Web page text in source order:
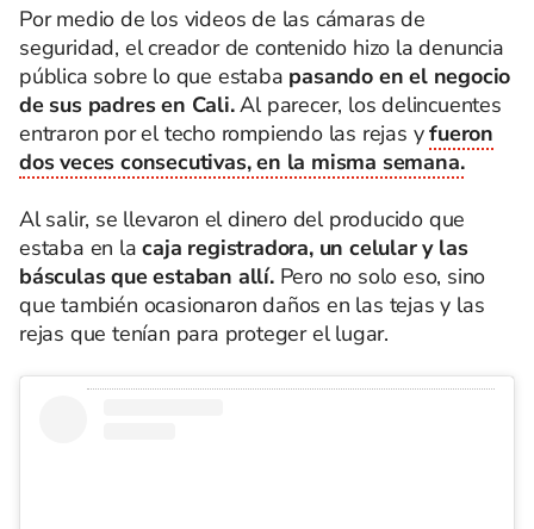
Por medio de los videos de las cámaras de
seguridad, el creador de contenido hizo la denuncia
pública sobre lo que estaba pasando en el negocio
de sus padres en Cali.Al parecer, los delincuentes
entraron por el techo rompiendo las rejas yfueron
dos veces consecutivas, en la misma semana.
Al salir, se llevaron el dinero del producido que
estaba en lacaja registradora, un celular y las
básculas que estaban allí.Pero no solo eso, sino
que también ocasionaron daños en las tejas y las
rejas que tenían para proteger el lugar.